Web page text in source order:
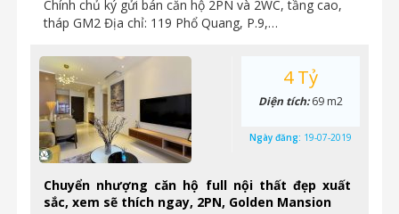
Chính chủ ký gửi bán căn hộ 2PN và 2WC, tầng cao,
tháp GM2 Địa chỉ: 119 Phổ Quang, P.9,…
Chuyển nhượng căn hộ full nội thất đẹp xuất
sắc, xem sẽ thích ngay, 2PN, Golden Mansion
4 Tỷ
Diện tích:69 m2
Ngày đăng: 19-07-2019